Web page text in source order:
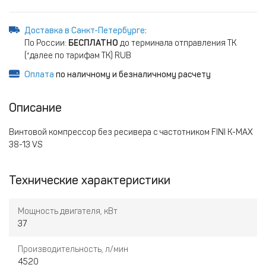
Доставка в Санкт-Петербурге:
По России: БЕСПЛАТНО до терминала отправления ТК
(*далее по тарифам ТК) RUB
Оплата по наличному и безналичному расчету
Описание
Винтовой компрессор без ресивера с частотником FINI K-MAX
38-13 VS
Технические характеристики
Мощность двигателя, кВт
37
Производительность, л/мин
4520